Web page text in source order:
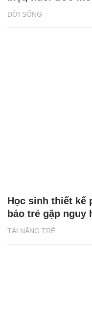
ĐỜI SỐNG
TÀI NĂNG TRẺ
Học sinh thiết kế
báo trẻ gặp nguy